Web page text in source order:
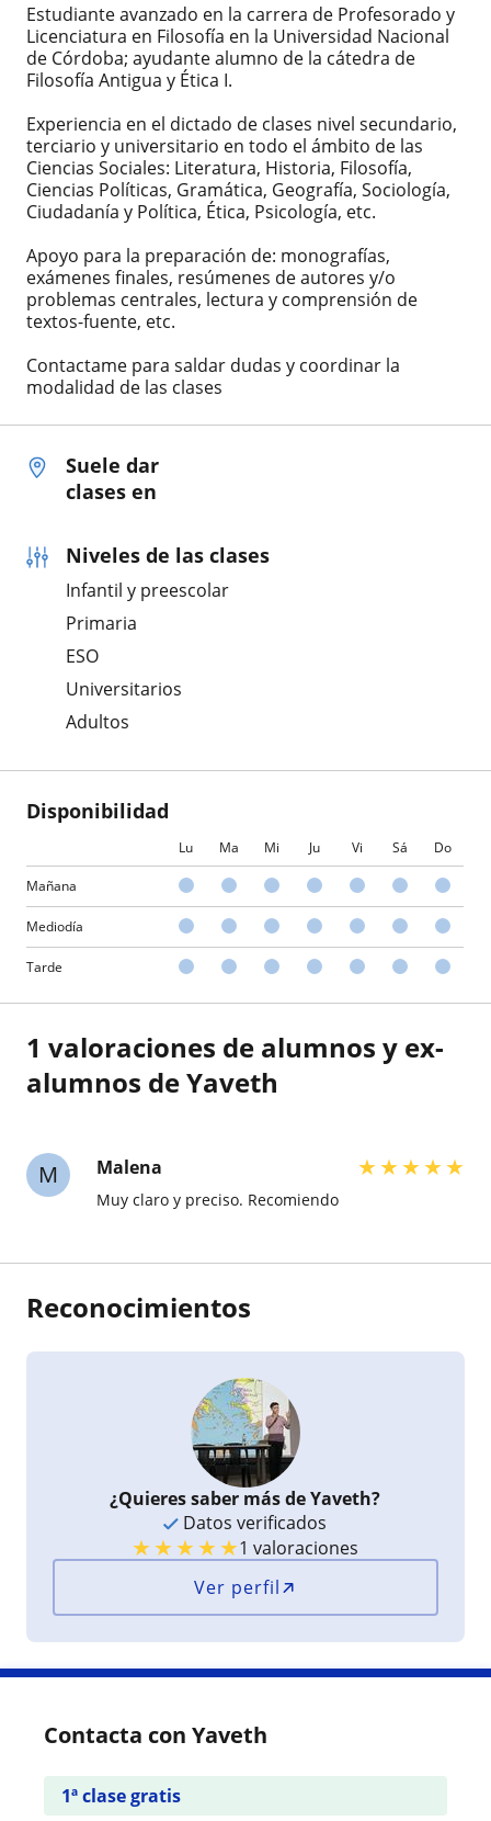
Suele dar
clases en
Niveles de las clases
Infantil y preescolar
Primaria
ESO
Universitarios
Adultos
Disponibilidad
Lu Ma Mi Ju Vi Sá Do
Mañana
Mediodía
Tarde
Estudiante avanzado en la carrera de Profesorado y
Licenciatura en Filosofía en la Universidad Nacional
de Córdoba; ayudante alumno de la cátedra de
Filosofía Antigua y Ética I.
Experiencia en el dictado de clases nivel secundario,
terciario y universitario en todo el ámbito de las
Ciencias Sociales: Literatura, Historia, Filosofía,
Ciencias Políticas, Gramática, Geografía, Sociología,
Ciudadanía y Política, Ética, Psicología, etc.
Apoyo para la preparación de: monografías,
exámenes finales, resúmenes de autores y/o
problemas centrales, lectura y comprensión de
textos-fuente, etc.
Contactame para saldar dudas y coordinar la
modalidad de las clases
1 valoraciones de alumnos y ex-
alumnos de Yaveth
M Malena ★★★★★
Muy claro y preciso. Recomiendo
Reconocimientos
¿Quieres saber más de Yaveth?
Datos verificados
★★★★★1 valoraciones
Ver perfil
Contacta con Yaveth
1ª clase gratis